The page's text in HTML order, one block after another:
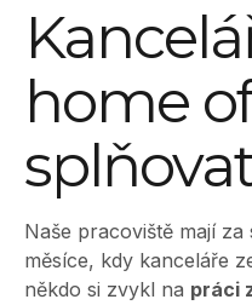
home
Naše pracoviště mají
měsíce, kdy kanceláře
někdo si zvykl na práci